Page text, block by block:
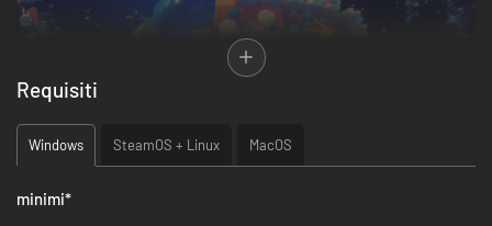
Requisiti
Windows SteamOS + Linux MacOS
minimi*